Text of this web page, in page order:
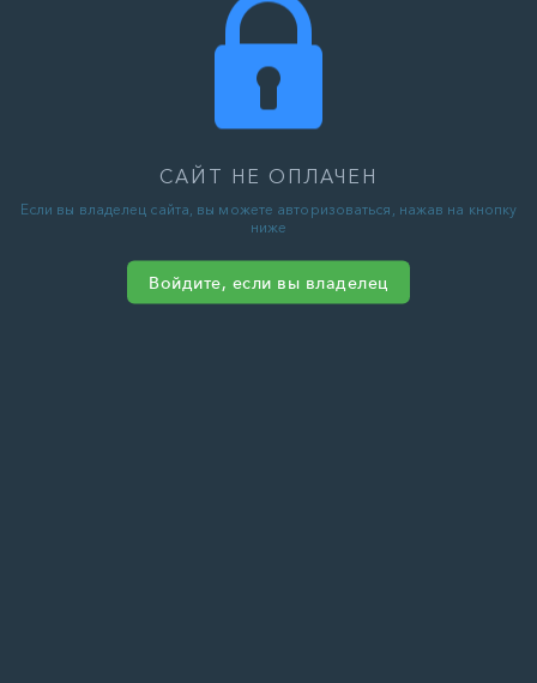
САЙТ НЕ ОПЛАЧЕН
Если вы владелец сайта, вы можете авторизоваться, нажав на кнопку
ниже
Войдите, если вы владелец